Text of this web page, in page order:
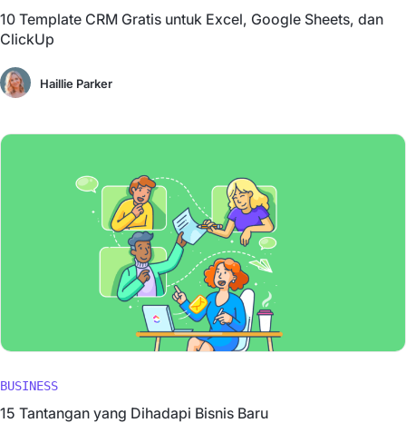
10 Template CRM Gratis untuk Excel, Google Sheets, dan
ClickUp
Haillie Parker
BUSINESS
15 Tantangan yang Dihadapi Bisnis Baru